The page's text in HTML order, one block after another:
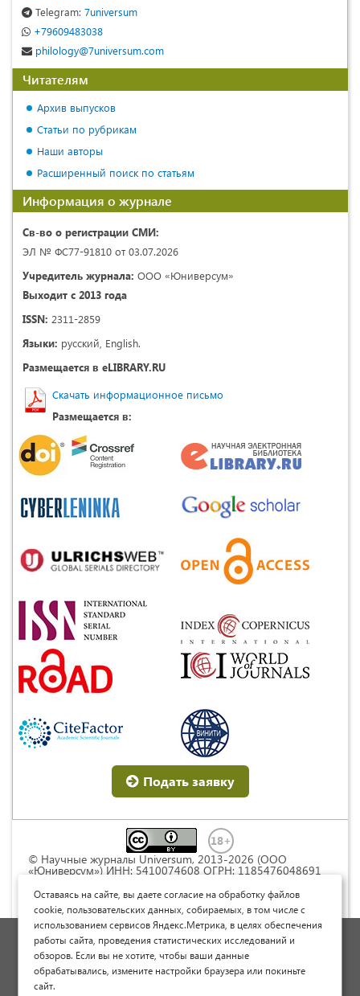
Telegram: 7universum
+79609483038
philology@7universum.com
Читателям
Архив выпусков
Статьи по рубрикам
Наши авторы
Расширенный поиск по статьям
Информация о журнале
Св-во о регистрации СМИ:
ЭЛ № ФС77-91810 от 03.07.2026
Учредитель журнала: ООО «Юниверсум»
Выходит с 2013 года
ISSN: 2311-2859
Языки: русский, English.
Размещается в eLIBRARY.RU
Скачать информационное письмо
Размещается в:
Подать заявку
© Научные журналы Universum, 2013-2026 (ООО
«Юниверсум») ИНН: 5410074608 ОГРН: 1185476048691
Commons « Attribution» («Атрибуция») 4.0
Непортированная
Политика обработки персональных данных
Договор оферты
Опубликовать научную статью
Оставаясь на сайте, вы даете согласие на обработку файлов
cookie, пользовательских данных, собираемых, в том числе с
использованием сервисов Яндекс.Метрика, в целях обеспечения
работы сайта, проведения статистических исследований и
обзоров. Если вы не хотите, чтобы ваши данные
обрабатывались, измените настройки браузера или покиньте
сайт.